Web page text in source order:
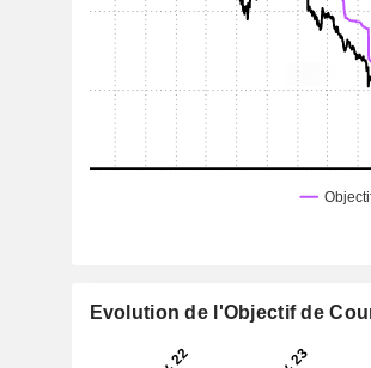
Evolution de l'Objectif de